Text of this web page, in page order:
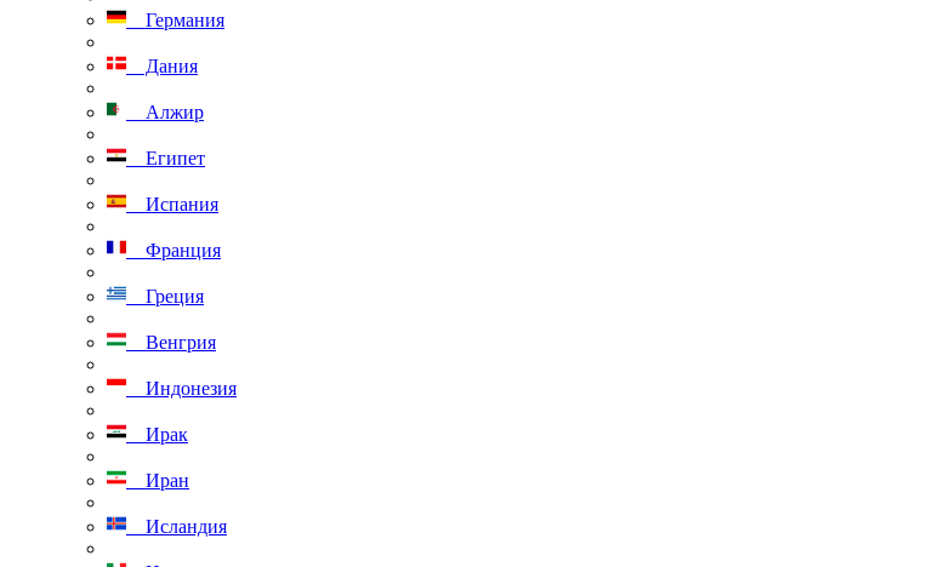
Германия
Дания
Алжир
Египет
Испания
Франция
Греция
Венгрия
Индонезия
Ирак
Иран
Исландия